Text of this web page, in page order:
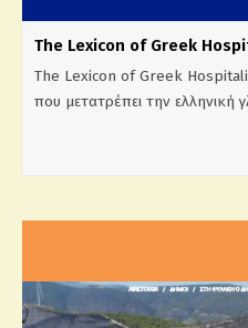
The Lexicon of Greek
The Lexicon of Greek
που μετατρέπει την ελληνική